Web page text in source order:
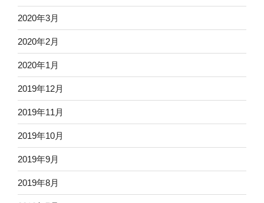
2020年3月
2020年2月
2020年1月
2019年12月
2019年11月
2019年10月
2019年9月
2019年8月